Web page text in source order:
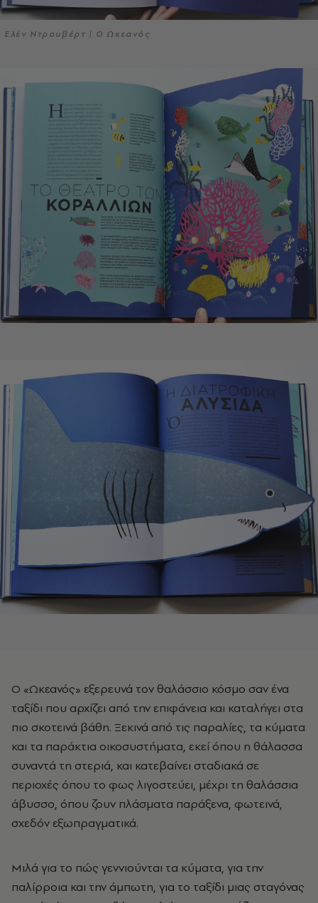
Ελέν Ντρουβέρτ | Ο Ωκεανός
Ο «Ωκεανός» εξερευνά τον θαλάσσιο κόσμο σαν ένα
ταξίδι που αρχίζει από την επιφάνεια και καταλήγει στα
πιο σκοτεινά βάθη. Ξεκινά από τις παραλίες, τα κύματα
και τα παράκτια οικοσυστήματα, εκεί όπου η θάλασσα
συναντά τη στεριά, και κατεβαίνει σταδιακά σε
περιοχές όπου το φως λιγοστεύει, μέχρι τη θαλάσσια
άβυσσο, όπου ζουν πλάσματα παράξενα, φωτεινά,
σχεδόν εξωπραγματικά.
Μιλά για το πώς γεννιούνται τα κύματα, για την
παλίρροια και την άμπωτη, για το ταξίδι μιας σταγόνας